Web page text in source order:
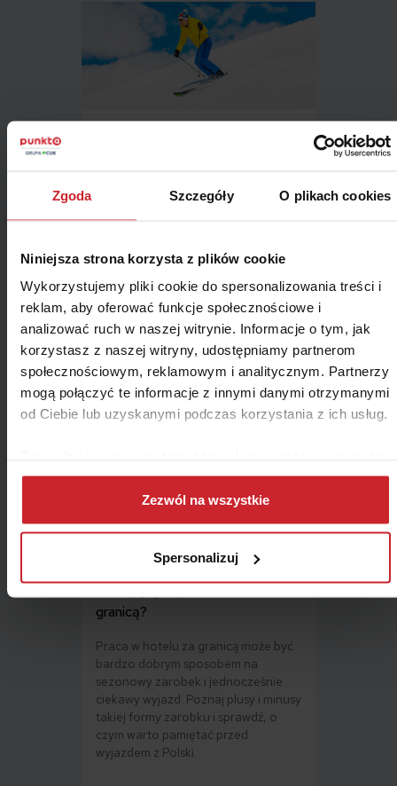
Zgoda Szczegóły O plikach cookies
Niniejsza strona korzysta z plików cookie
Wykorzystujemy pliki cookie do spersonalizowania treści i
reklam, aby oferować funkcje społecznościowe i
analizować ruch w naszej witrynie. Informacje o tym, jak
korzystasz z naszej witryny, udostępniamy partnerom
społecznościowym, reklamowym i analitycznym. Partnerzy
mogą połączyć te informacje z innymi danymi otrzymanymi
od Ciebie lub uzyskanymi podczas korzystania z ich usług.
się z nami skontaktować i w jaki sposób przetwarzamy
dane osobowe w ramachPolityki prywatności
Zezwól na wszystkie
Spersonalizuj
Sezon zimowy za pasem, dlatego
miejscowości, które słyną ze
znakomitych tras narciarskich.
Czytaj więcej →
Porady Punkta
Travel
granicą?
Praca w hotelu za granicą może być
bardzo dobrym sposobem na
sezonowy zarobek i jednocześnie
ciekawy wyjazd. Poznaj plusy i minusy
takiej formy zarobku i sprawdź, o
czym warto pamiętać przed
wyjazdem z Polski.